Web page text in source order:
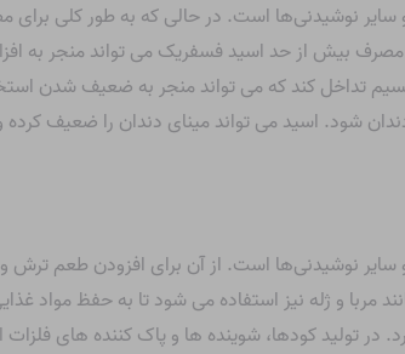
نوشیدنی‌ها است. در حالی که به طور کلی
مصرف بیش از حد اسید فسفریک می تواند منجر به
تداخل کند که می تواند منجر به ضعیف شدن
شود. اسید می تواند مینای دندان را ضعیف کرده
سایر نوشیدنی‌ها است. از آن برای افزودن طعم
و ژله نیز استفاده می شود تا به حفظ مواد
در تولید کودها، شوینده ها و پاک کننده های